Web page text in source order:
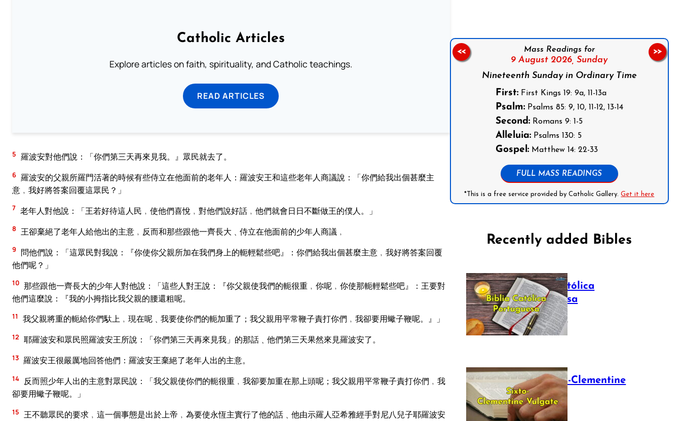
Catholic Articles
Explore articles on faith, spirituality, and Catholic teachings.
READ ARTICLES
5 羅波安對他們說：「你們第三天再來見我。』眾民就去了。
6 羅波安的父親所羅門活著的時候有些侍立在他面前的老年人：羅波安王和這些老年人商議說：「你們給我出個甚麼主
意﹐我好將答案回覆這眾民？」
7 老年人對他說：「王若好待這人民﹐使他們喜悅﹐對他們說好話﹐他們就會日日不斷做王的僕人。」
8 王卻棄絕了老年人給他出的主意﹐反而和那些跟他一齊長大﹑侍立在他面前的少年人商議﹐
9
問他們說：「這眾民對我說：『你使你父親所加在我們身上的軛輕鬆些吧』：你們給我出個甚麼主意﹐我好將答案回覆
他們呢？」
10 那些跟他一齊長大的少年人對他說：「這些人對王說：『你父親使我們的軛很重﹐你呢﹐你使那軛輕鬆些吧』：王要對
他們這麼說：『我的小拇指比我父親的腰還粗呢。
11 我父親將重的軛給你們馱上﹐現在呢﹑我要使你們的軛加重了；我父親用平常鞭子責打你們﹐我卻要用蠍子鞭呢。』」
12 耶羅波安和眾民照羅波安王所說：「你們第三天再來見我」的那話﹑他們第三天果然來見羅波安了。
13 羅波安王很嚴厲地回答他們：羅波安王棄絕了老年人出的主意。
14 反而照少年人出的主意對眾民說：「我父親使你們的軛很重﹐我卻要加重在那上頭呢；我父親用平常鞭子責打你們﹐我
卻要用蠍子鞭呢。」
15 王不聽眾民的要求﹐這一個事態是出於上帝﹐為要使永恆主實行了他的話﹑他由示羅人亞希雅經手對尼八兒子耶羅波安
Mass Readings for
9 August 2026, Sunday
Nineteenth Sunday in Ordinary Time
First:First Kings 19: 9a, 11-13a
Psalm:Psalms 85: 9, 10, 11-12, 13-14
Second:Romans 9: 1-5
Alleluia:Psalms 130: 5
Gospel:Matthew 14: 22-33
FULL MASS READINGS
*This is a free service provided by Catholic Gallery.Get it here
<< >>
Recently added Bibles
Bíblia Católica
Portuguesa
July 16, 2025
The Sixto-Clementine
Vulgate
July 12, 2025